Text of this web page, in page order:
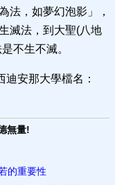
法，如夢幻泡影」，
滅法，到大聖(八地
不生不滅。
安那大學檔名：
無量!
的重要性